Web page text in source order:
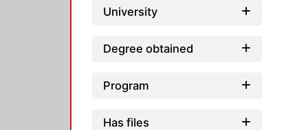
University
Degree obtained
Program
Has files